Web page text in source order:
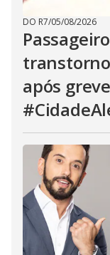
DO R7/05/08/2026
após